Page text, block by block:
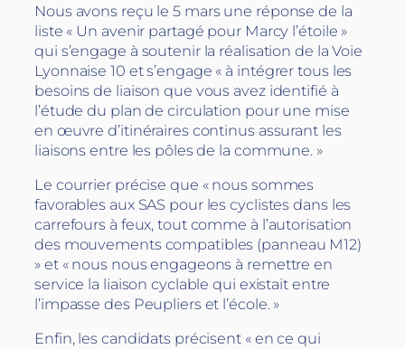
Nous avons reçu le 5 mars une réponse de la
liste « Un avenir partagé pour Marcy l’étoile »
qui s’engage à soutenir la réalisation de la Voie
Lyonnaise 10 et s’engage « à intégrer tous les
besoins de liaison que vous avez identifié à
l’étude du plan de circulation pour une mise
en œuvre d’itinéraires continus assurant les
liaisons entre les pôles de la commune. »
Le courrier précise que « nous sommes
favorables aux SAS pour les cyclistes dans les
carrefours à feux, tout comme à l’autorisation
des mouvements compatibles (panneau M12)
» et « nous nous engageons à remettre en
service la liaison cyclable qui existait entre
l’impasse des Peupliers et l’école. »
Enfin, les candidats précisent « en ce qui